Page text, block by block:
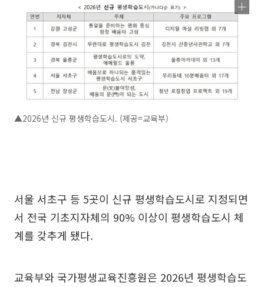
▲2026년 신규 평생학습도시. (제공=교육부)
서울 서초구 등 5곳이 신규 평생학습도시로 지정되면
서 전국 기초지자체의 90% 이상이 평생학습도시 체
계를 갖추게 됐다.
교육부와 국가평생교육진흥원은 2026년 평생학습도